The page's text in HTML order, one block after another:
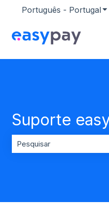
Português - Portugal
Suporte